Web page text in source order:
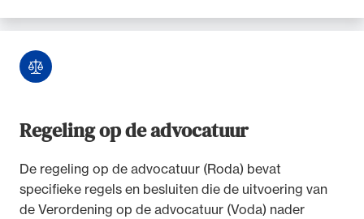
Regeling op de advocatuur
De regeling op de advocatuur (Roda) bevat
specifieke regels en besluiten die de uitvoering van
de Verordening op de advocatuur (Voda) nader